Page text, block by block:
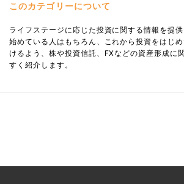
このカテゴリーについて
ライフステージに応じた投資に関する情報を提
始めている人はもちろん、これから投資をはじ
けるよう、株や投資信託、FXなどの資産形成に
すく紹介します。